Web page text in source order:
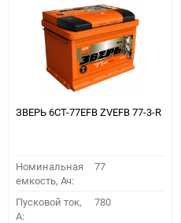
ЗВЕРЬ 6CT-77EFB ZVEFB 77-3-R
Номинальная
емкость, Ач:
77
Пусковой ток,
A:
780